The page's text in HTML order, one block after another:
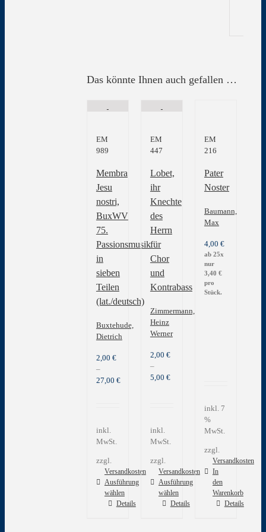
Das könnte Ihnen auch gefallen …
EM
989
Membra
Jesu
nostri,
BuxWV
75.
Passionsmusik
in
sieben
Teilen
(lat./deutsch)
Buxtehude,
Dietrich
2,00 €
–
27,00 €
inkl.
MwSt.
zzgl.
Versandkosten
Ausführung
wählen
Dieses Details
EM
447
Lobet,
ihr
Knechte
des
Herrn
für
Chor
und
Kontrabass
Zimmermann,
Heinz
Werner
2,00 €
–
5,00 €
inkl.
MwSt.
zzgl.
Versandkosten
Ausführung
wählen
Dieses Details
EM
216
Pater
Noster
Baumann,
Max
4,00 €
ab 25x
nur
3,40 €
pro
Stück.
inkl. 7
%
MwSt.
zzgl.
Versandkosten
In
den
Warenkorb
Details